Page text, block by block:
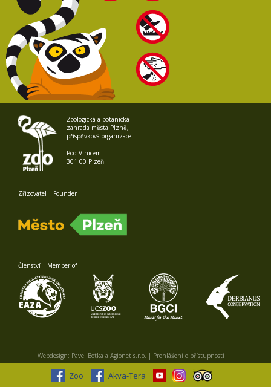
Zoologická a botanická
zahrada města Plzně,
příspěvková organizace
Pod Vinicemi
301 00 Plzeň
Zřizovatel | Founder
Členství | Member of
Webdesign: Pavel Botka a Agionet s.r.o. | Prohlášení o přístupnosti
Zoo Akva-Tera